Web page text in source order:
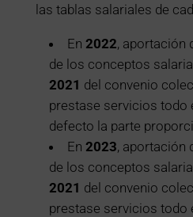
las tablas salariales de
En 2022, aportación
de los conceptos
2021 del convenio
prestase servicios todo
defecto la parte
En 2023, aportación
de los conceptos
2021 del convenio
prestase servicios todo